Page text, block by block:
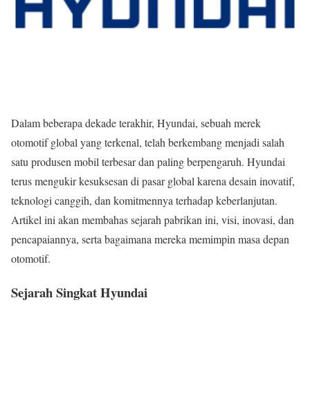
Dalam beberapa dekade terakhir, Hyundai, sebuah merek
otomotif global yang terkenal, telah berkembang menjadi salah
satu produsen mobil terbesar dan paling berpengaruh. Hyundai
terus mengukir kesuksesan di pasar global karena desain inovatif,
teknologi canggih, dan komitmennya terhadap keberlanjutan.
Artikel ini akan membahas sejarah pabrikan ini, visi, inovasi, dan
pencapaiannya, serta bagaimana mereka memimpin masa depan
otomotif.
Sejarah Singkat Hyundai